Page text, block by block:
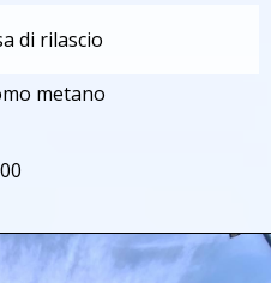
di rilascio
metano